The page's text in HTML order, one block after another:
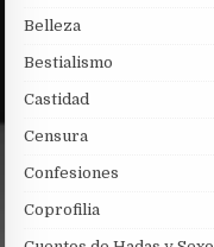
Belleza
Bestialismo
Castidad
Censura
Confesiones
Coprofilia